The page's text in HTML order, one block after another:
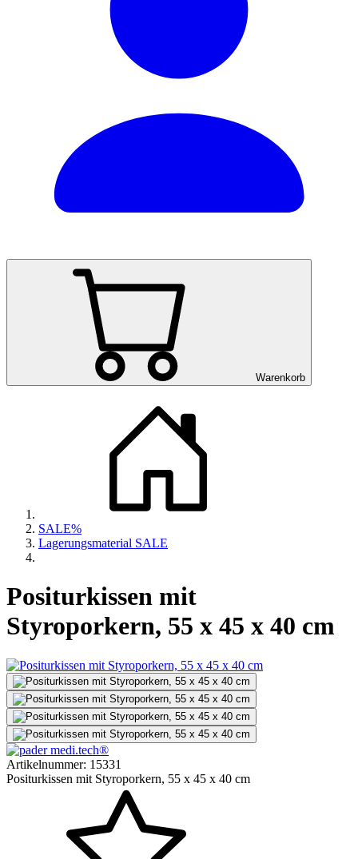
Warenkorb
SALE%
Lagerungsmaterial SALE
Positurkissen mit
Styroporkern, 55 x 45 x 40 cm
Artikelnummer: 15331
Positurkissen mit Styroporkern, 55 x 45 x 40 cm